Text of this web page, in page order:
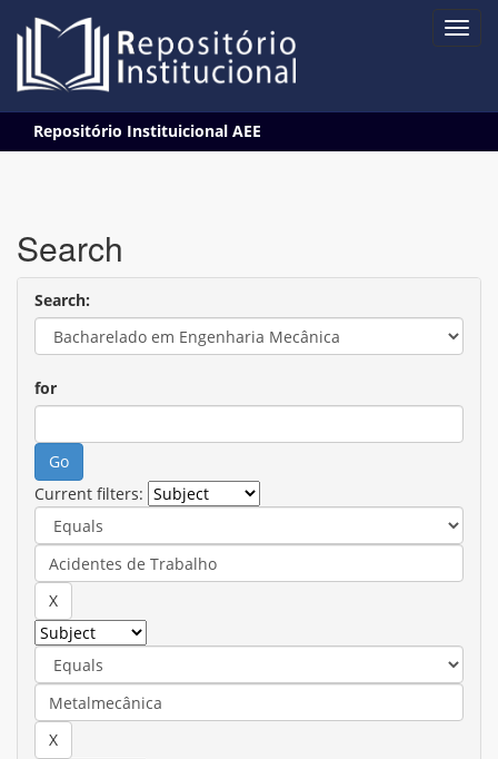
navigation
Repositório Instituicional AEE
Search
Search:
for
Current filters: